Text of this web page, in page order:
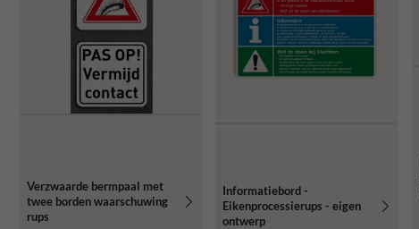
Verzwaarde bermpaal met
twee borden waarschuwing
rups
Informatiebord -
Eikenprocessierups - eigen
ontwerp